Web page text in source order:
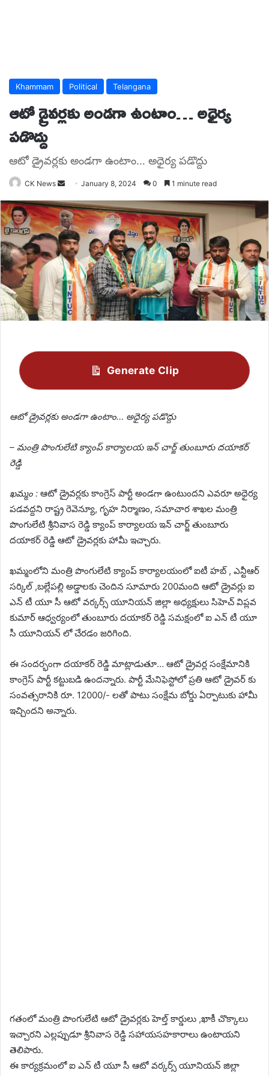
Khammam Political Telangana
ఆటో డ్రైవర్లకు అండగా ఉంటాం… అధైర్య
పడొద్దు
ఆటో డ్రైవర్లకు అండగా ఉంటాం… అధైర్య పడొద్దు
CK News
Send
email
January 8, 2024 0 1 minute read
Generate Clip
ఆటో డ్రైవర్లకు అండగా ఉంటాం… అధైర్య పడొద్దు
– మంత్రి పొంగులేటి క్యాంప్ కార్యాలయ ఇన్ చార్జ్ తుంబూరు దయాకర్
రెడ్డి
ఖమ్మం : ఆటో డ్రైవర్లకు కాంగ్రెస్ పార్టీ అండగా ఉంటుందని ఎవరూ అధైర్య
పడవద్దని రాష్ట్ర రెవెన్యూ, గృహ నిర్మాణం, సమాచార శాఖల మంత్రి
పొంగులేటి శ్రీనివాస రెడ్డి క్యాంప్ కార్యాలయ ఇన్ చార్జ్ తుంబూరు
దయాకర్ రెడ్డి ఆటో డ్రైవర్లకు హామీ ఇచ్చారు.
ఖమ్మంలోని మంత్రి పొంగులేటి క్యాంప్ కార్యాలయంలో ఐటీ హబ్ , ఎన్టీఆర్
సర్కిల్ ,బల్లేపల్లి అడ్డాలకు చెందిన సూమారు 200మంది ఆటో డ్రైవర్లు ఐ
ఎన్ టీ యూ సీ ఆటో వర్కర్స్ యూనియన్ జిల్లా అధ్యక్షులు సిహెచ్ విప్లవ
కుమార్ ఆధ్వర్యంలో తుంబూరు దయాకర్ రెడ్డి సమక్షంలో ఐ ఎన్ టీ యూ
సీ యూనియన్ లో చేరడం జరిగింది.
ఈ సందర్భంగా దయాకర్ రెడ్డి మాట్లాడుతూ… ఆటో డ్రైవర్ల సంక్షేమానికి
కాంగ్రెస్ పార్టీ కట్టుబడి ఉందన్నారు. పార్టీ మేనిఫెస్టోలో ప్రతి ఆటో డ్రైవర్ కు
సంవత్సరానికి రూ. 12000/- లతో పాటు సంక్షేమ బోర్డు ఏర్పాటుకు హామీ
ఇచ్చిందని అన్నారు.
గతంలో మంత్రి పొంగులేటి ఆటో డ్రైవర్లకు హెల్త్ కార్డులు ,ఖాకీ చొక్కాలు
ఇచ్చారని ఎల్లప్పుడూ శ్రీనివాస రెడ్డి సహాయసహకారాలు ఉంటాయని
తెలిపారు.
ఈ కార్యక్రమంలో ఐ ఎన్ టీ యూ సీ ఆటో వర్కర్స్ యూనియన్ జిల్లా